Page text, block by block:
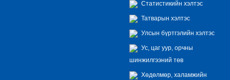
Статистикийн хэлтэс
Татварын хэлтэс
Улсын бүртгэлийн хэлтэс
Ус, цаг уур, орчны
шинжилгээний төв
Хөдөлмөр, халамжийн